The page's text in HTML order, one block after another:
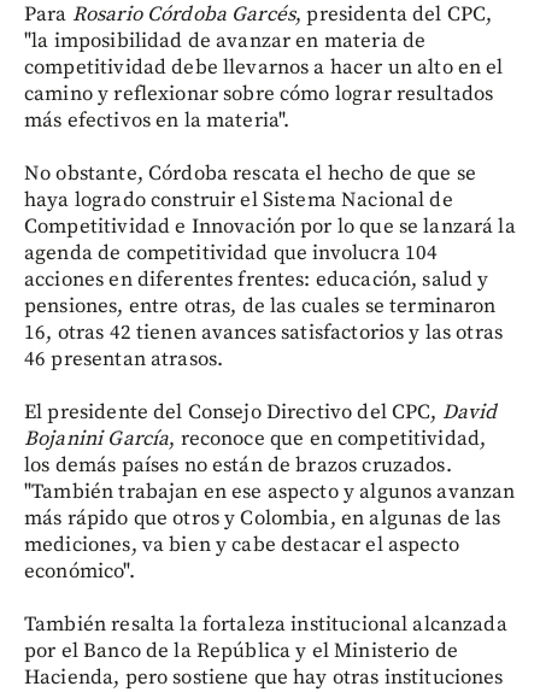
Para Rosario Córdoba Garcés, presidenta del CPC,
"la imposibilidad de avanzar en materia de
competitividad debe llevarnos a hacer un alto en el
camino y reflexionar sobre cómo lograr resultados
más efectivos en la materia".
No obstante, Córdoba rescata el hecho de que se
haya logrado construir el Sistema Nacional de
Competitividad e Innovación por lo que se lanzará la
agenda de competitividad que involucra 104
acciones en diferentes frentes: educación, salud y
pensiones, entre otras, de las cuales se terminaron
16, otras 42 tienen avances satisfactorios y las otras
46 presentan atrasos.
El presidente del Consejo Directivo del CPC, David
Bojanini García, reconoce que en competitividad,
los demás países no están de brazos cruzados.
"También trabajan en ese aspecto y algunos avanzan
más rápido que otros y Colombia, en algunas de las
mediciones, va bien y cabe destacar el aspecto
económico".
También resalta la fortaleza institucional alcanzada
por el Banco de la República y el Ministerio de
Hacienda, pero sostiene que hay otras instituciones